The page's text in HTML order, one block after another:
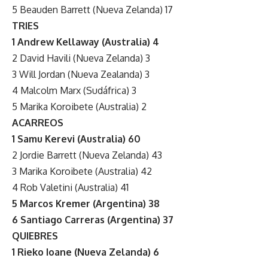
5 Beauden Barrett (Nueva Zelanda) 17
TRIES
1 Andrew Kellaway (Australia) 4
2 David Havili (Nueva Zelanda) 3
3 Will Jordan (Nueva Zealanda) 3
4 Malcolm Marx (Sudáfrica) 3
5 Marika Koroibete (Australia) 2
ACARREOS
1 Samu Kerevi (Australia) 60
2 Jordie Barrett (Nueva Zelanda) 43
3 Marika Koroibete (Australia) 42
4 Rob Valetini (Australia) 41
5 Marcos Kremer (Argentina) 38
6 Santiago Carreras (Argentina) 37
QUIEBRES
1 Rieko Ioane (Nueva Zelanda) 6